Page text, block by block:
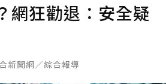
網狂勸退：安全疑
新聞網／綜合報導